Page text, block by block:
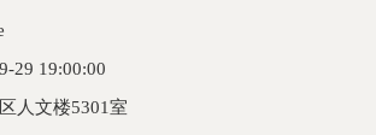
29 19:00:00
人文楼5301室